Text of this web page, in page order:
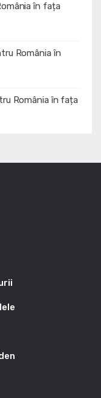
în fața
România în
România în fața